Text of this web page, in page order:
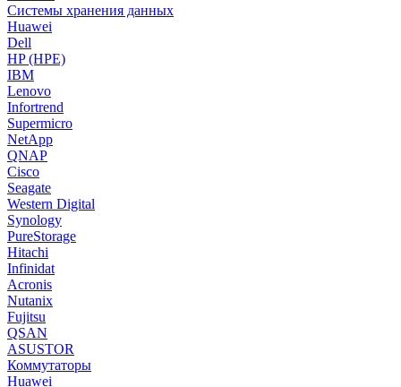
Системы хранения данных
Huawei
Dell
HP (HPE)
IBM
Lenovo
Infortrend
Supermicro
NetApp
QNAP
Cisco
Seagate
Western Digital
Synology
PureStorage
Hitachi
Infinidat
Acronis
Nutanix
Fujitsu
QSAN
ASUSTOR
Коммутаторы
Huawei